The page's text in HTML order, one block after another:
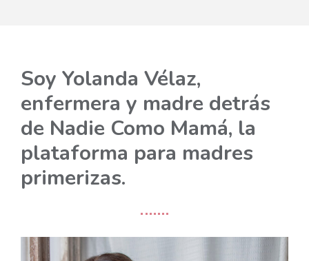
Soy Yolanda Vélaz,
enfermera y madre detrás
de Nadie Como Mamá, la
plataforma para madres
primerizas.